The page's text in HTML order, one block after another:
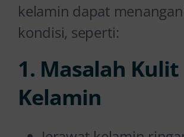
kelamin dapat
kondisi, seperti:
1. Masalah Kulit
Kelamin